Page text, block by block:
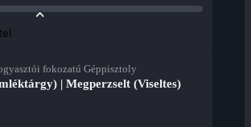
fokozatú Géppisztoly
| Megperzselt (Viseltes)